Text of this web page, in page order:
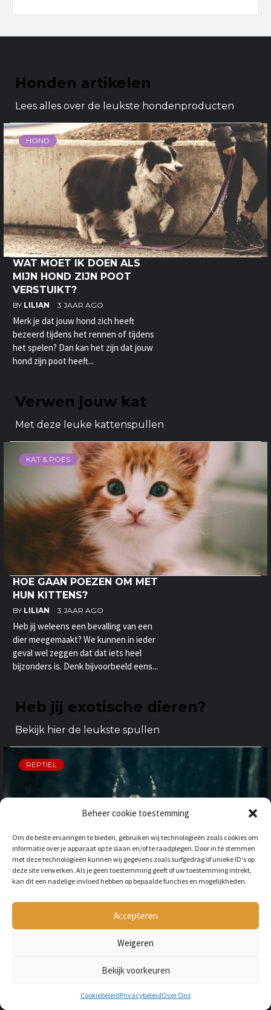
Beheer cookie toestemming
Om de beste ervaringen te bieden, gebruiken wij technologieën zoals cookies om
informatie over je apparaat op te slaan en/of te raadplegen. Door in te stemmen
met deze technologieën kunnen wij gegevens zoals surfgedrag of unieke ID's op
deze site verwerken. Als je geen toestemming geeft of uw toestemming intrekt,
kan dit een nadelige invloed hebben op bepaalde functies en mogelijkheden.
Accepteren
Weigeren
Bekijk voorkeuren
CookiebeleidPrivacybeleidOver Ons
Honden artikelen
Lees alles over de leukste hondenproducten
HOND
WAT MOET IK DOEN ALS
MIJN HOND ZIJN POOT
VERSTUIKT?
BY LILIAN 3 JAAR AGO
Merk je dat jouw hond zich heeft
bezeerd tijdens het rennen of tijdens
het spelen? Dan kan het zijn dat jouw
hond zijn poot heeft...
Verwen jouw kat
Met deze leuke kattenspullen
KAT & POES
HOE GAAN POEZEN OM MET
HUN KITTENS?
BY LILIAN 3 JAAR AGO
Heb jij weleens een bevalling van een
dier meegemaakt? We kunnen in ieder
geval wel zeggen dat dat iets heel
bijzonders is. Denk bijvoorbeeld eens...
Heb jij exotische dieren?
Bekijk hier de leukste spullen
REPTIEL
OP VAKANTIE NAAR HET
BUITENLAND: HOE HOUD JE
ONGEWENSTE DIEREN?
buitenland, is niet alleen het cultuur en
dat er verschillende dieren...